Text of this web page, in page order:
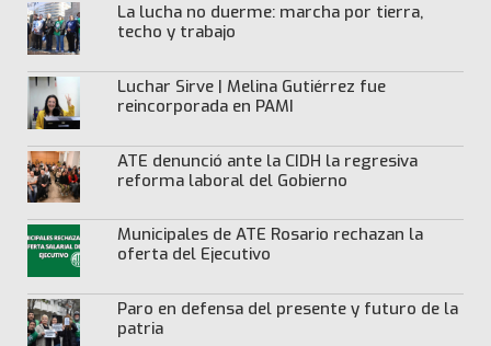
La lucha no duerme: marcha por tierra,
techo y trabajo
Luchar Sirve | Melina Gutiérrez fue
reincorporada en PAMI
ATE denunció ante la CIDH la regresiva
reforma laboral del Gobierno
Municipales de ATE Rosario rechazan la
oferta del Ejecutivo
Paro en defensa del presente y futuro de la
patria